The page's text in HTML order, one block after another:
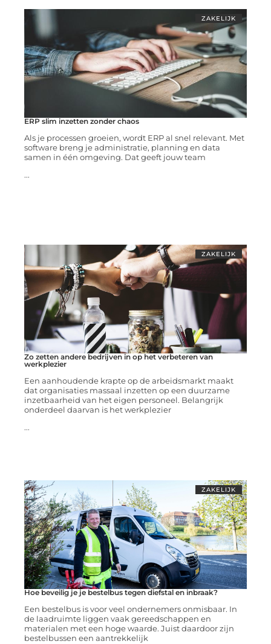
ZAKELIJK
ERP slim inzetten zonder chaos
Als je processen groeien, wordt ERP al snel relevant. Met
software breng je administratie, planning en data
samen in één omgeving. Dat geeft jouw team
...
ZAKELIJK
Zo zetten andere bedrijven in op het verbeteren van
werkplezier
Een aanhoudende krapte op de arbeidsmarkt maakt
dat organisaties massaal inzetten op een duurzame
inzetbaarheid van het eigen personeel. Belangrijk
onderdeel daarvan is het werkplezier
...
ZAKELIJK
Hoe beveilig je je bestelbus tegen diefstal en inbraak?
Een bestelbus is voor veel ondernemers onmisbaar. In
de laadruimte liggen vaak gereedschappen en
materialen met een hoge waarde. Juist daardoor zijn
bestelbussen een aantrekkelijk